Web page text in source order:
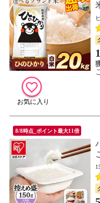
8/8時点_ポイント最大11倍